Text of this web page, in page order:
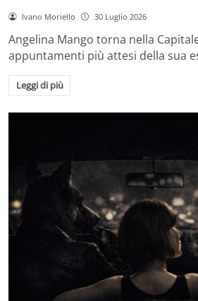
Ivano Moriello 30 Luglio 2026
Angelina Mango torna nella
appuntamenti più attesi della sua
Leggi di più